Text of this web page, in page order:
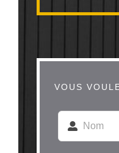
VOUS